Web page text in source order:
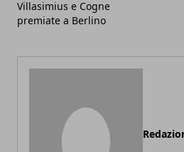
Villasimius e Cogne
premiate a Berlino